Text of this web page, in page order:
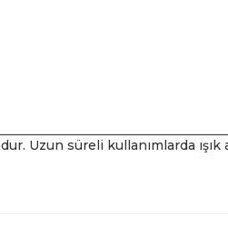
Uzun süreli kullanımlarda ışık